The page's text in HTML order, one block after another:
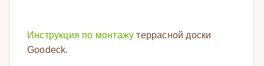
Инструкция по монтажу террасной доски
Goodeck.